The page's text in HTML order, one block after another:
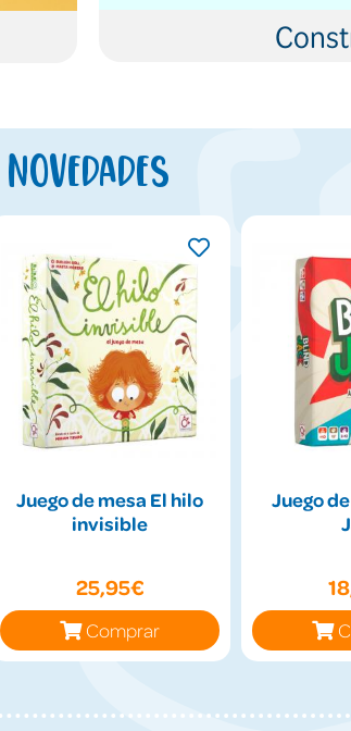
Novedades
Juego de mesa El hilo
invisible
25,95€
Comprar
Juego